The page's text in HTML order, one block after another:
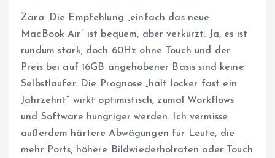
Zara: Die Empfehlung „einfach das neue
MacBook Air“ ist bequem, aber verkürzt. Ja, es ist
rundum stark, doch 60Hz ohne Touch und der
Preis bei auf 16GB angehobener Basis sind keine
Selbstläufer. Die Prognose „hält locker fast ein
Jahrzehnt“ wirkt optimistisch, zumal Workflows
und Software hungriger werden. Ich vermisse
außerdem härtere Abwägungen für Leute, die
mehr Ports, höhere Bildwiederholraten oder Touch